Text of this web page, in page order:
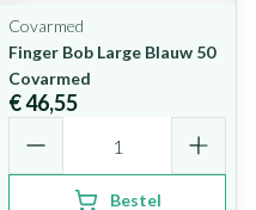
Covarmed
Finger Bob Large Blauw 50
Covarmed
€ 46,55
Bestel